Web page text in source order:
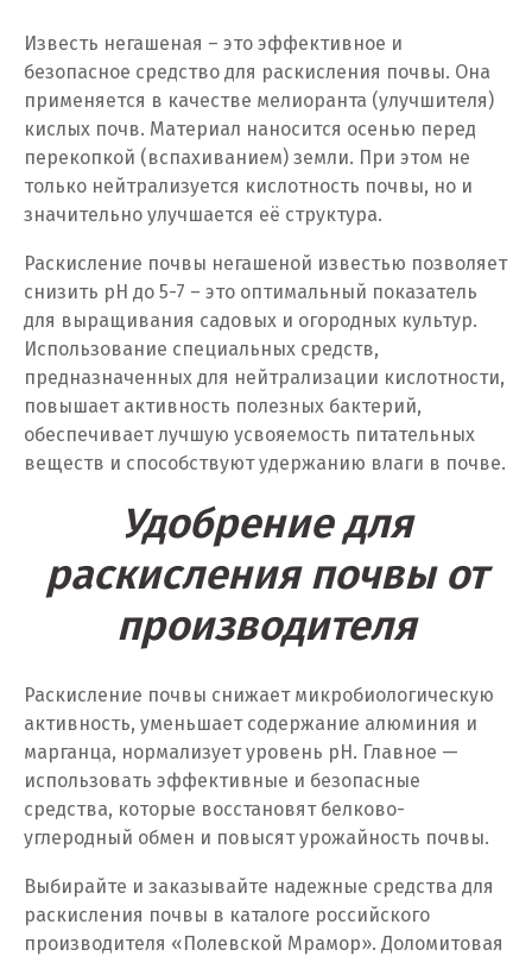
Ногинск
Ноябрьск
Нягань
Одинцово
Омск
Орел
Оренбург
Пермь
Подольск
Псков
Известь негашеная – это эффективное и
безопасное средство для раскисления почвы. Она
применяется в качестве мелиоранта (улучшителя)
кислых почв. Материал наносится осенью перед
перекопкой (вспахиванием) земли. При этом не
только нейтрализуется кислотность почвы, но и
значительно улучшается её структура.
Раскисление почвы негашеной известью позволяет
снизить pH до 5-7 – это оптимальный показатель
для выращивания садовых и огородных культур.
Использование специальных средств,
предназначенных для нейтрализации кислотности,
повышает активность полезных бактерий,
обеспечивает лучшую усвояемость питательных
веществ и способствуют удержанию влаги в почве.
Удобрение для
раскисления почвы от
производителя
Раскисление почвы снижает микробиологическую
активность, уменьшает содержание алюминия и
марганца, нормализует уровень pH. Главное —
использовать эффективные и безопасные
средства, которые восстановят белково-
углеродный обмен и повысят урожайность почвы.
Выбирайте и заказывайте надежные средства для
раскисления почвы в каталоге российского
производителя «Полевской Мрамор». Доломитовая